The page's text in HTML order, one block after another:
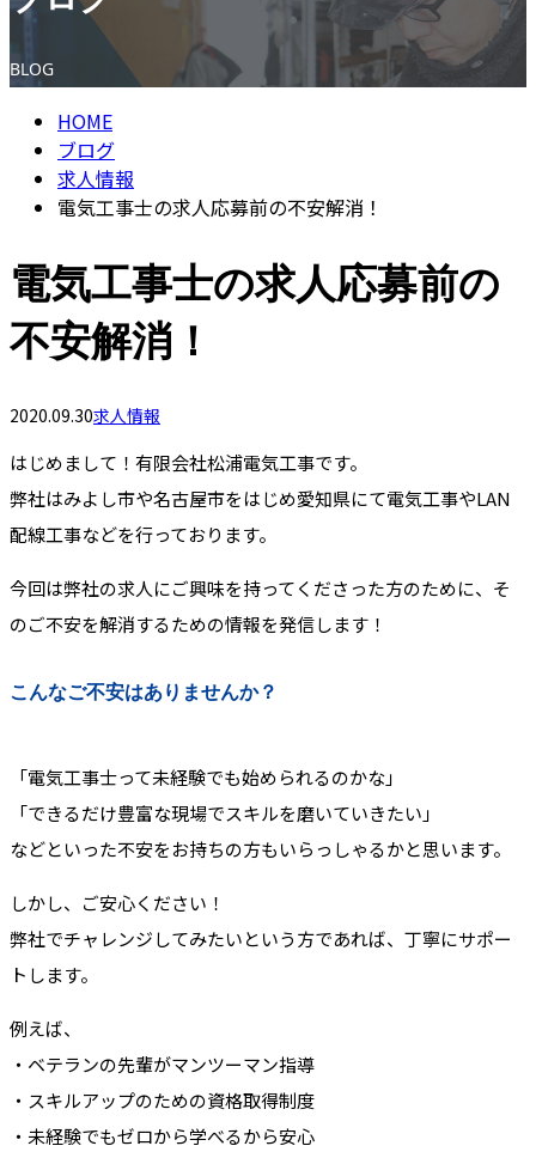
BLOG
HOME
ブログ
求人情報
電気工事士の求人応募前の不安解消！
電気工事士の求人応募前の
不安解消！
2020.09.30求人情報
はじめまして！有限会社松浦電気工事です。
弊社はみよし市や名古屋市をはじめ愛知県にて電気工事やLAN
配線工事などを行っております。
今回は弊社の求人にご興味を持ってくださった方のために、そ
のご不安を解消するための情報を発信します！
こんなご不安はありませんか？
「電気工事士って未経験でも始められるのかな」
「できるだけ豊富な現場でスキルを磨いていきたい」
などといった不安をお持ちの方もいらっしゃるかと思います。
しかし、ご安心ください！
弊社でチャレンジしてみたいという方であれば、丁寧にサポー
トします。
例えば、
・ベテランの先輩がマンツーマン指導
・スキルアップのための資格取得制度
・未経験でもゼロから学べるから安心